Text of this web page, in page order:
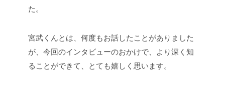
た。
宮武くんとは、何度もお話したことがありました
が、今回のインタビューのおかけで、より深く知
ることができて、とても嬉しく思います。